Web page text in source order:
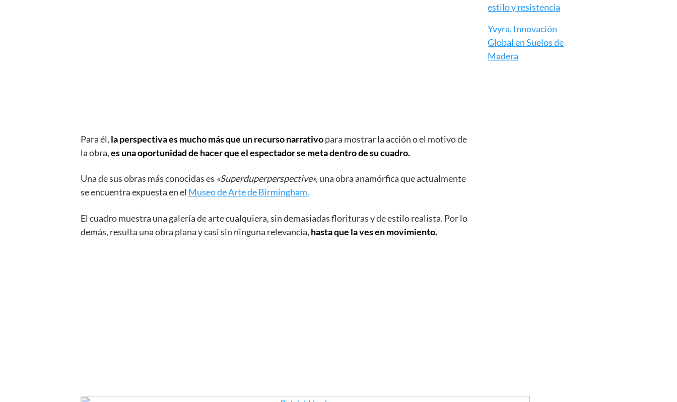
Para él, la perspectiva es mucho más que un recurso narrativopara mostrar la acción o el motivo de
la obra,es una oportunidad de hacer que el espectador se meta dentro de su cuadro.
Una de sus obras más conocidas es «Superduperperspective»,una obra anamórfica que actualmente
se encuentra expuesta en el Museo de Arte de Birmingham.
El cuadro muestra una galería de arte cualquiera, sin demasiadas florituras y de estilo realista. Por lo
demás, resulta una obra plana y casi sin ninguna relevancia, hasta que la ves en movimiento.
estilo y resistencia
Yvyra, Innovación
Global en Suelos de
Madera